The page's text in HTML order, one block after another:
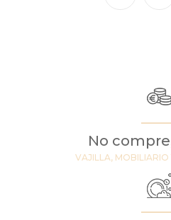
No
VAJILLA,